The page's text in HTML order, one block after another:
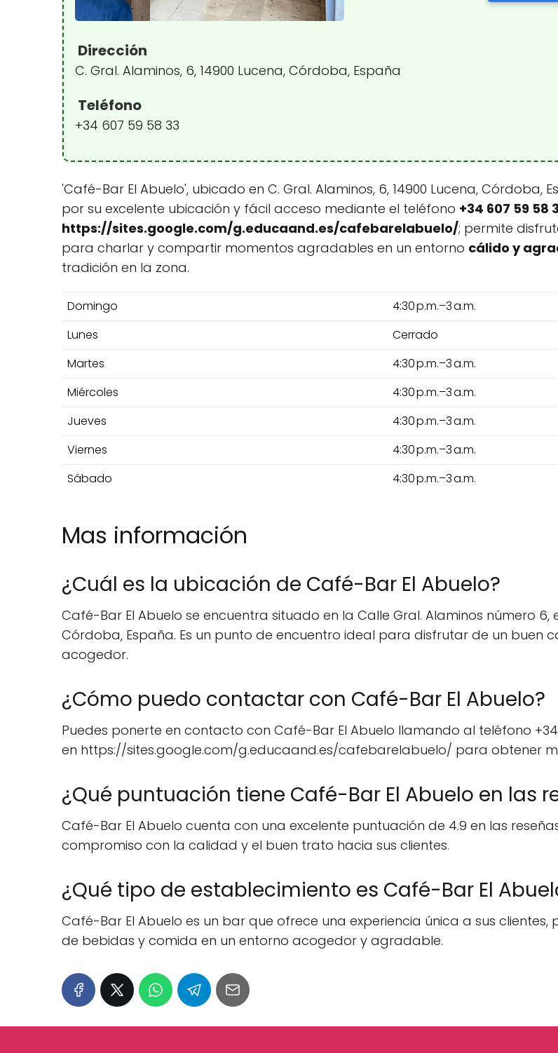
Dirección
C. Gral. Alaminos, 6, 14900 Lucena, Córdoba, España
Teléfono
+34 607 59 58 33
'Café-Bar El Abuelo', ubicado en C. Gral. Alaminos, 6, 14900 Lucena,
por su excelente ubicación y fácil acceso mediante el teléfono +34 607 59 58
https://sites.google.com/g.educaand.es/cafebarelabuelo/; permite
para charlar y compartir momentos agradables en un entorno cálido y
tradición en la zona.
Domingo
4:30 p.m.–3 a.m.
Lunes
Cerrado
Martes
4:30 p.m.–3 a.m.
Miércoles
4:30 p.m.–3 a.m.
Jueves
4:30 p.m.–3 a.m.
Viernes
4:30 p.m.–3 a.m.
Sábado
4:30 p.m.–3 a.m.
Mas información
¿Cuál es la ubicación de Café-Bar El Abuelo?
Café-Bar El Abuelo se encuentra situado en la Calle Gral. Alaminos número
Córdoba, España. Es un punto de encuentro ideal para disfrutar de un buen
acogedor.
¿Cómo puedo contactar con Café-Bar El Abuelo?
Puedes ponerte en contacto con Café-Bar El Abuelo llamando al teléfono
en https://sites.google.com/g.educaand.es/cafebarelabuelo/ para obtener
¿Qué puntuación tiene Café-Bar El Abuelo en las
Café-Bar El Abuelo cuenta con una excelente puntuación de 4.9 en las
compromiso con la calidad y el buen trato hacia sus clientes.
¿Qué tipo de establecimiento es Café-Bar El
Café-Bar El Abuelo es un bar que ofrece una experiencia única a sus
de bebidas y comida en un entorno acogedor y agradable.